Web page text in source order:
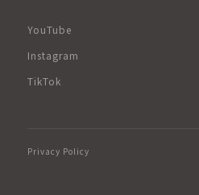
YouTube
Instagram
TikTok
Privacy Policy